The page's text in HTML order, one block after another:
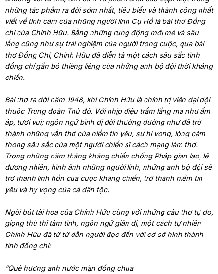
những tác phẩm ra đời sớm nhất, tiêu biểu và thành công nhất
viết về tình cảm của những người lính Cụ Hồ là bài thơ Đồng
chí của Chính Hữu. Bằng những rung động mới mẻ và sâu
lắng cũng như sự trải nghiệm của người trong cuộc, qua bài
thơ Đồng Chí, Chính Hữu đã diễn tả một cách sâu sắc tình
đồng chí gắn bó thiêng liêng của những anh bộ đội thời kháng
chiến.
Bài thơ ra đời năm 1948, khi Chính Hữu là chính trị viên đại đội
thuộc Trung đoàn Thủ đô. Với nhịp điệu trầm lắng mà như ấm
áp, tươi vui; ngôn ngữ bình dị đời thường dường như đã trở
thành những vần thơ của niềm tin yêu, sự hi vọng, lòng cảm
thong sâu sắc của một người chiến sĩ cách mạng làm thơ.
Trong những năm tháng kháng chiến chống Pháp gian lao, lẽ
đương nhiên, hình ảnh những người lính, những anh bộ đội sẽ
trở thành linh hồn của cuộc kháng chiến, trở thành niềm tin
yêu và hy vọng của cả dân tộc.
Ngòi bút tài hoa của Chính Hữu cùng với những câu thơ tự do,
giọng thủ thỉ tâm tình, ngôn ngữ giản dị, một cách tự nhiên
Chính Hữu đã từ từ dẫn người đọc đến với cơ sở hình thành
tình đồng chí:
“Quê hương anh nước mặn đồng chua